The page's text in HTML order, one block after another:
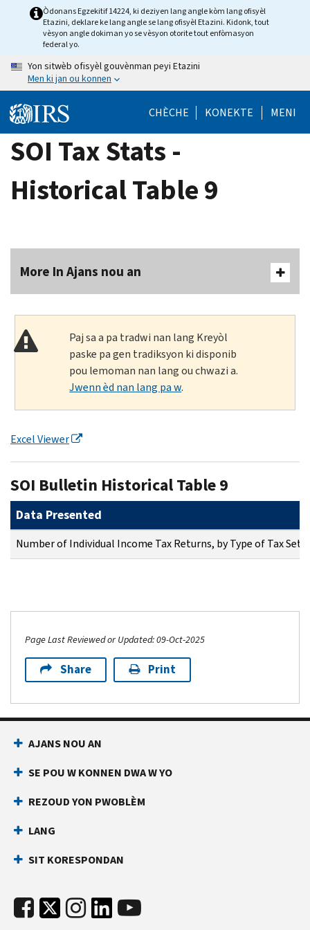
Òdonans Egzekitif 14224, ki deziyen lang angle kòm lang ofisyèl
Etazini, deklare ke lang angle se lang ofisyèl Etazini. Kidonk, tout
vèsyon angle dokiman yo se vèsyon otorite tout enfòmasyon
federal yo.
Yon sitwèb ofisyèl gouvènman peyi Etazini
Men ki jan ou konnen
CHÈCHE KONEKTE MENI
SOI Tax Stats -
Historical Table 9
More In Ajans nou an
Paj sa a pa tradwi nan lang Kreyòl
paske pa gen tradiksyon ki disponib
pou lemoman nan lang ou chwazi a.
Jwenn èd nan lang pa w.
Excel Viewer
SOI Bulletin Historical Table 9
Data Presented
Number of Individual Income Tax Returns, by Type of Tax
Page Last Reviewed or Updated: 09-Oct-2025
Share Print
AJANS NOU AN
SE POU W KONNEN DWA W YO
REZOUD YON PWOBLÈM
LANG
SIT KORESPONDAN